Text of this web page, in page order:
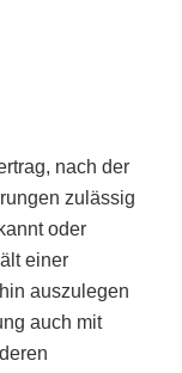
nach der
zulässig
oder
einer
auszulegen
auch mit